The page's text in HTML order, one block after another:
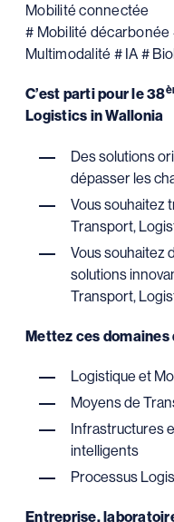
Mobilité connectée
# Mobilité
Multimodalité # IA #
C’est parti pour le 38
Logistics in Wallonia
Des solutions
dépasser les
Vous souhaitez
Transport,
Vous souhaitez
solutions
Transport,
Mettez ces domaines
Logistique et
Moyens de
Infrastructures
intelligents
Processus
Entreprise,